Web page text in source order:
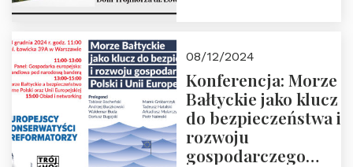
08/12/2024
Konferencja: Morze
Bałtyckie jako klucz
do bezpieczeństwa i
rozwoju
gospodarczego